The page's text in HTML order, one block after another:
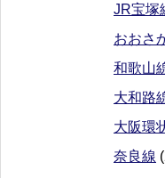
JR宝塚
おおさ
和歌山
大和路
大阪環
奈良線